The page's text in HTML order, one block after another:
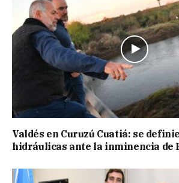
Valdés en Curuzú Cuatiá: se
hidráulicas ante la inminencia de